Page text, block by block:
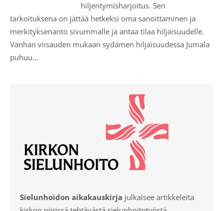
hiljentymisharjoitus. Sen
tarkoituksena on jättää hetkeksi oma sanoittaminen ja
merkityksenanto sivummalle ja antaa tilaa hiljaisuudelle.
Vanhan viisauden mukaan sydämen hiljaisuudessa Jumala
puhuu...
Sielunhoidon aikakauskirja julkaisee artikkeleita